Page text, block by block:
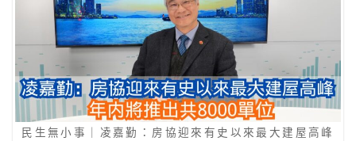
民生無小事｜凌嘉勤：房協迎來有史以來最大建屋高峰